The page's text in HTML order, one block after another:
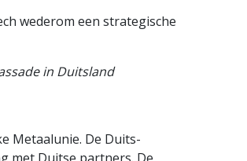
wederom een strategische
in Duitsland
Metaalunie. De Duits-